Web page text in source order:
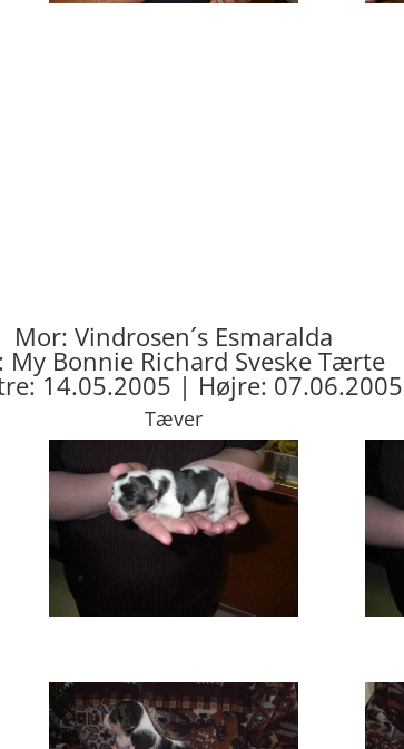
Mor: Vindrosen´s Esmaralda
My Bonnie Richard Sveske Tærte
14.05.2005 | Højre: 07.06.2005
Tæver